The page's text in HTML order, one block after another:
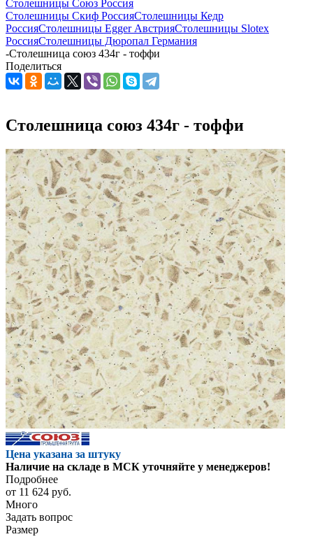
Столешницы Союз Россия
Столешницы Скиф РоссияСтолешницы Кедр
РоссияСтолешницы Egger АвстрияСтолешницы Slotex
РоссияСтолешницы Дюропал Германия
-Столешница союз 434г - тоффи
Поделиться
Столешница союз 434г - тоффи
Цена указана за штуку
Наличие на складе в МСК уточняйте у менеджеров!
Подробнее
от 11 624 руб.
Много
Задать вопрос
Размер